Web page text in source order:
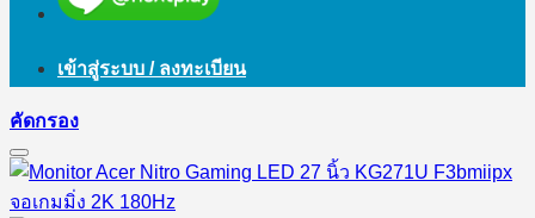
เข้าสู่ระบบ / ลงทะเบียน
คัดกรอง